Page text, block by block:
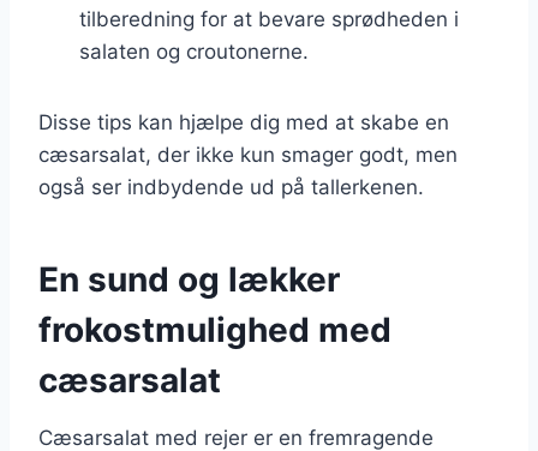
tilberedning for at bevare sprødheden i
salaten og croutonerne.
Disse tips kan hjælpe dig med at skabe en
cæsarsalat, der ikke kun smager godt, men
også ser indbydende ud på tallerkenen.
En sund og lækker
frokostmulighed med
cæsarsalat
Cæsarsalat med rejer er en fremragende